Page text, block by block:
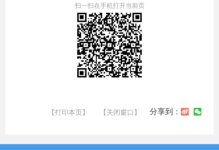
扫一扫在手机打开当前页
【打印本页】 【关闭窗口】 分享到：